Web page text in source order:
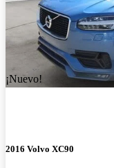
¡Nuevo!
2016 Volvo XC90